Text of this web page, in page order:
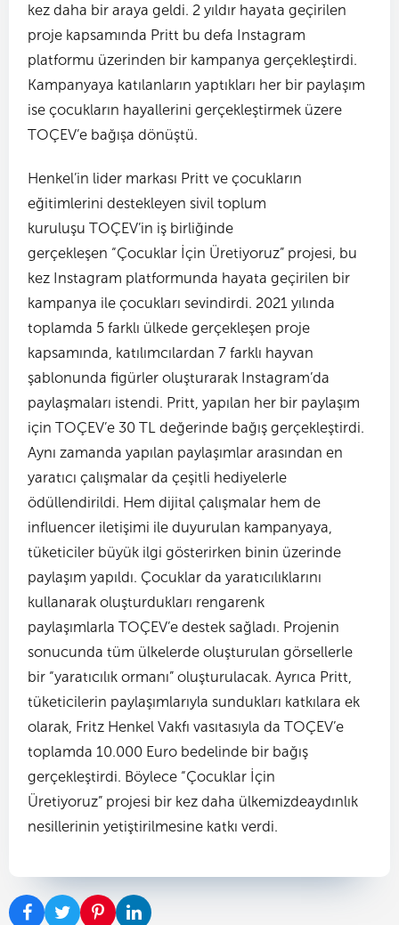
kez daha bir araya geldi. 2 yıldır hayata geçirilen
proje kapsamında Pritt bu defa Instagram
platformu üzerinden bir kampanya gerçekleştirdi.
Kampanyaya katılanların yaptıkları her bir paylaşım
ise çocukların hayallerini gerçekleştirmek üzere
TOÇEV’e bağışa dönüştü.
Henkel’in lider markası Pritt ve çocukların
eğitimlerini destekleyen sivil toplum
kuruluşu TOÇEV’in iş birliğinde
gerçekleşen “Çocuklar İçin Üretiyoruz” projesi, bu
kez Instagram platformunda hayata geçirilen bir
kampanya ile çocukları sevindirdi. 2021 yılında
toplamda 5 farklı ülkede gerçekleşen proje
kapsamında, katılımcılardan 7 farklı hayvan
şablonunda figürler oluşturarak Instagram’da
paylaşmaları istendi. Pritt, yapılan her bir paylaşım
için TOÇEV’e 30 TL değerinde bağış gerçekleştirdi.
Aynı zamanda yapılan paylaşımlar arasından en
yaratıcı çalışmalar da çeşitli hediyelerle
ödüllendirildi. Hem dijital çalışmalar hem de
influencer iletişimi ile duyurulan kampanyaya,
tüketiciler büyük ilgi gösterirken binin üzerinde
paylaşım yapıldı. Çocuklar da yaratıcılıklarını
kullanarak oluşturdukları rengarenk
paylaşımlarla TOÇEV’e destek sağladı. Projenin
sonucunda tüm ülkelerde oluşturulan görsellerle
bir “yaratıcılık ormanı” oluşturulacak. Ayrıca Pritt,
tüketicilerin paylaşımlarıyla sundukları katkılara ek
olarak, Fritz Henkel Vakfı vasıtasıyla da TOÇEV’e
toplamda 10.000 Euro bedelinde bir bağış
gerçekleştirdi. Böylece “Çocuklar İçin
Üretiyoruz” projesi bir kez daha ülkemizdeaydınlık
nesillerinin yetiştirilmesine katkı verdi.